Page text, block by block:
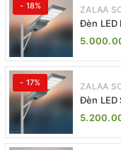
- 18% ZALAA
Đèn LED
TG 20W
- 17% ZALAA
Đèn LED
One |